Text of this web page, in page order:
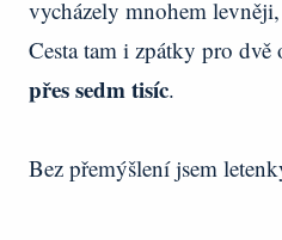
vycházely mnohem levněji,
Cesta tam i zpátky pro dvě
přes sedm tisíc.
Bez přemýšlení jsem